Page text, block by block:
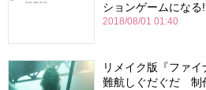
ションゲームにな
2018/08/01 01:40
リメイク版『ファ
難航しぐだぐだ 制